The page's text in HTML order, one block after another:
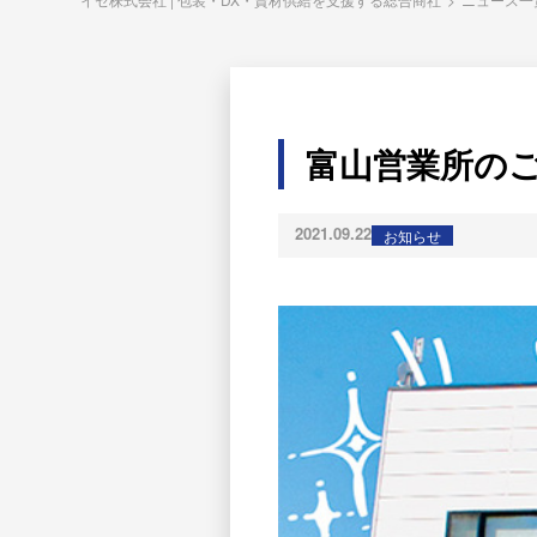
富山営業所の
2021.09.22 お知らせ